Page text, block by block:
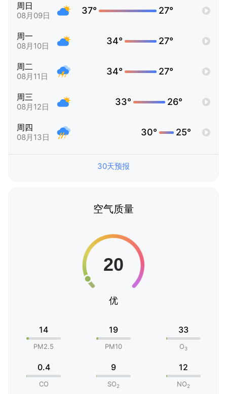
周日
08月09日 37° 27°
周一
08月10日 34° 27°
周二
08月11日 34° 27°
周三
08月12日 33° 26°
周四
08月13日 30° 25°
30天预报
空气质量
优
14
PM2.5
19
PM10
33
O3
0.4
CO
9
SO2
12
NO2